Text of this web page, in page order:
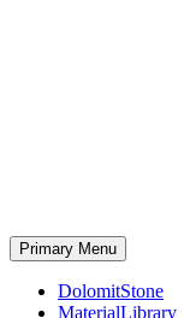
Primary Menu
DolomitStone
MaterialLibrary